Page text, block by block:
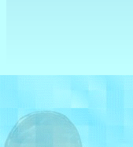
Zurück zum Seiteninhalt